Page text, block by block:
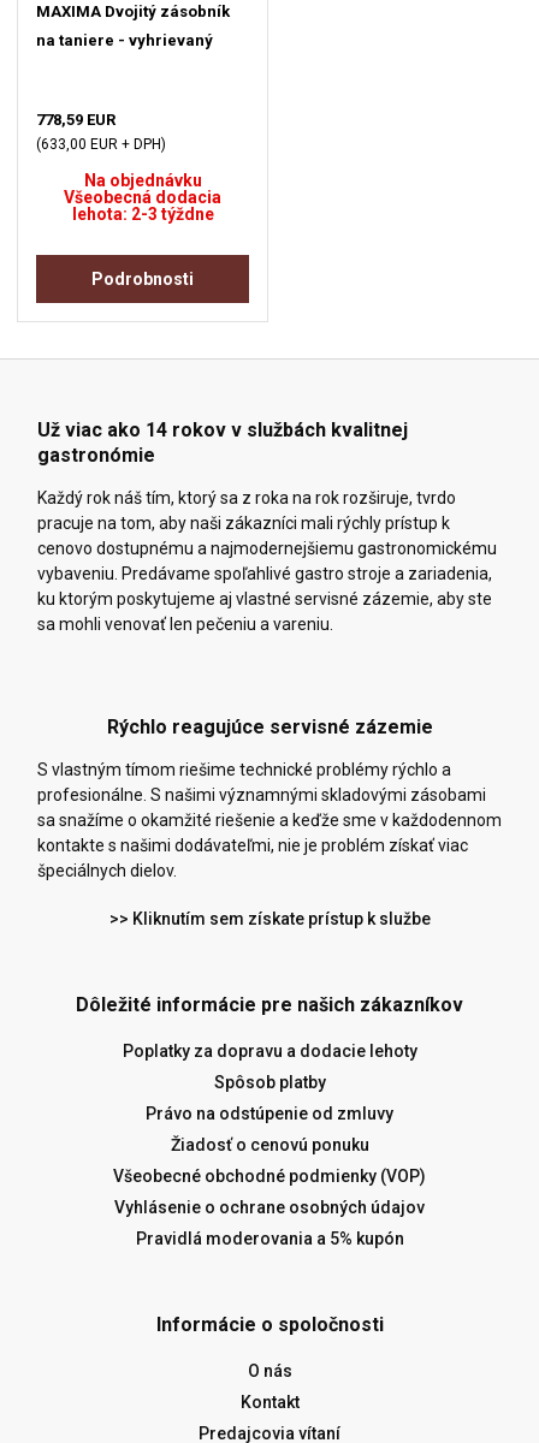
MAXIMA Dvojitý zásobník
na taniere - vyhrievaný
778,59 EUR
(633,00 EUR + DPH)
Na objednávku
Všeobecná dodacia
lehota: 2-3 týždne
Podrobnosti
Už viac ako 14 rokov v službách kvalitnej
gastronómie
Každý rok náš tím, ktorý sa z roka na rok rozširuje, tvrdo
pracuje na tom, aby naši zákazníci mali rýchly prístup k
cenovo dostupnému a najmodernejšiemu gastronomickému
vybaveniu. Predávame spoľahlivé gastro stroje a zariadenia,
ku ktorým poskytujeme aj vlastné servisné zázemie, aby ste
sa mohli venovať len pečeniu a vareniu.
Rýchlo reagujúce servisné zázemie
S vlastným tímom riešime technické problémy rýchlo a
profesionálne. S našimi významnými skladovými zásobami
sa snažíme o okamžité riešenie a keďže sme v každodennom
kontakte s našimi dodávateľmi, nie je problém získať viac
špeciálnych dielov.
>> Kliknutím sem získate prístup k službe
Dôležité informácie pre našich zákazníkov
Poplatky za dopravu a dodacie lehoty
Spôsob platby
Právo na odstúpenie od zmluvy
Žiadosť o cenovú ponuku
Všeobecné obchodné podmienky (VOP)
Vyhlásenie o ochrane osobných údajov
Pravidlá moderovania a 5% kupón
Informácie o spoločnosti
O nás
Kontakt
Predajcovia vítaní